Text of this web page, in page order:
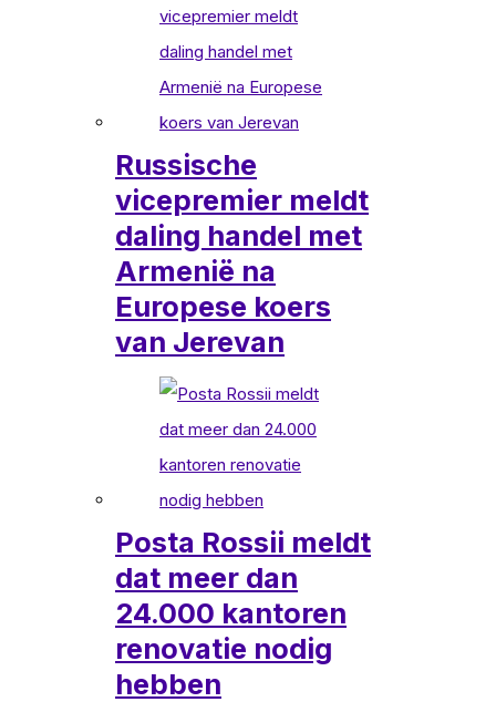
Russische
vicepremier meldt
daling handel met
Armenië na
Europese koers
van Jerevan
Posta Rossii meldt
dat meer dan
24.000 kantoren
renovatie nodig
hebben